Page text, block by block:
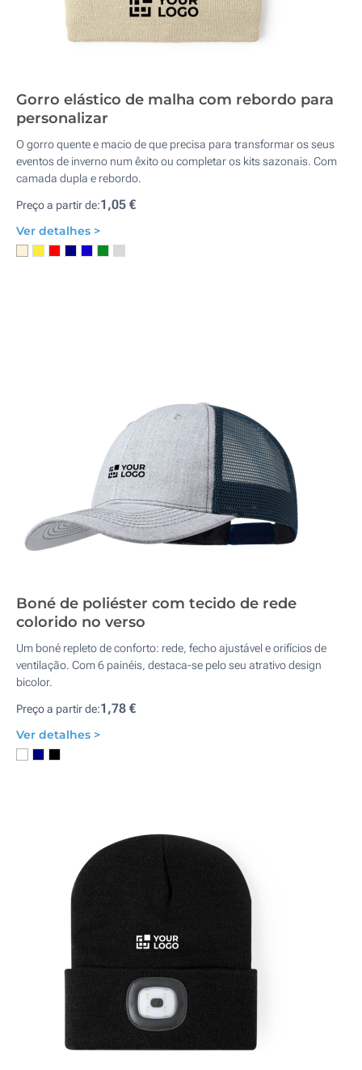
Gorro elástico de malha com rebordo para
personalizar
O gorro quente e macio de que precisa para transformar os seus
eventos de inverno num êxito ou completar os kits sazonais. Com
camada dupla e rebordo.
Preço a partir de:1,05 €
Ver detalhes >
Boné de poliéster com tecido de rede
colorido no verso
Um boné repleto de conforto: rede, fecho ajustável e orifícios de
ventilação. Com 6 painéis, destaca-se pelo seu atrativo design
bicolor.
Preço a partir de:1,78 €
Ver detalhes >